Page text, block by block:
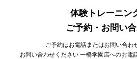
体験トレーニン
ご予約・お問い
ご予約はお電話またはお問い合わ
お問い合わせください 一橋学園店へのお電